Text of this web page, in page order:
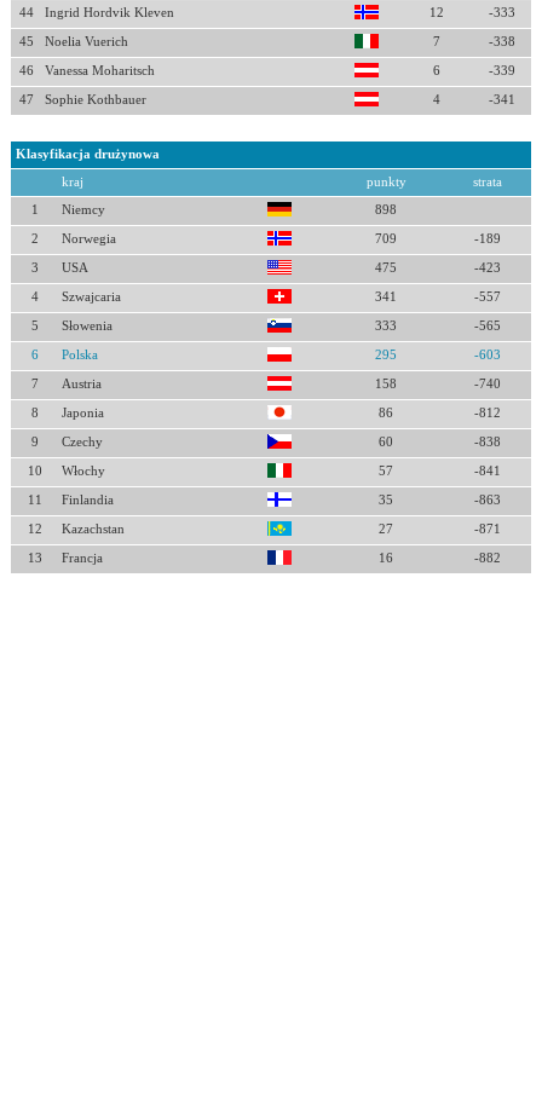
44 Ingrid Hordvik Kleven 12 -333
45 Noelia Vuerich 7 -338
46 Vanessa Moharitsch 6 -339
47 Sophie Kothbauer 4 -341
Klasyfikacja drużynowa
kraj punkty strata
1 Niemcy 898
2 Norwegia 709 -189
3 USA 475 -423
4 Szwajcaria 341 -557
5 Słowenia 333 -565
6 Polska 295 -603
7 Austria 158 -740
8 Japonia 86 -812
9 Czechy 60 -838
10 Włochy 57 -841
11 Finlandia 35 -863
12 Kazachstan 27 -871
13 Francja 16 -882